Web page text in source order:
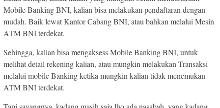
Mobile Banking BNI, kalian bisa melakukan pendaftaran dengan
mudah. Baik lewat Kantor Cabang BNI, atau bahkan melalui Mesin
ATM BNI terdekat.
Sehingga, kalian bisa mengaksess Mobile Banking BNI, untuk
melihat detail rekening kalian, atau mungkin melakukan Transaksi
melalui mobile Banking ketika mungkin kalian tidak menemukan
ATM BNI terdekat.